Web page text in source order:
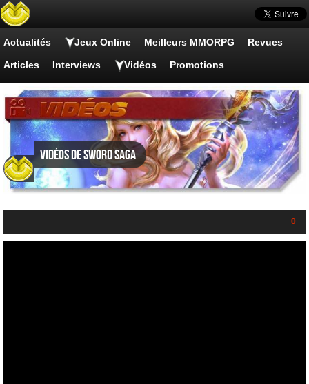
Actualités Jeux Online Meilleurs MMORPG Revues
Articles Interviews Vidéos Promotions
Vidéos de Sword Saga
0